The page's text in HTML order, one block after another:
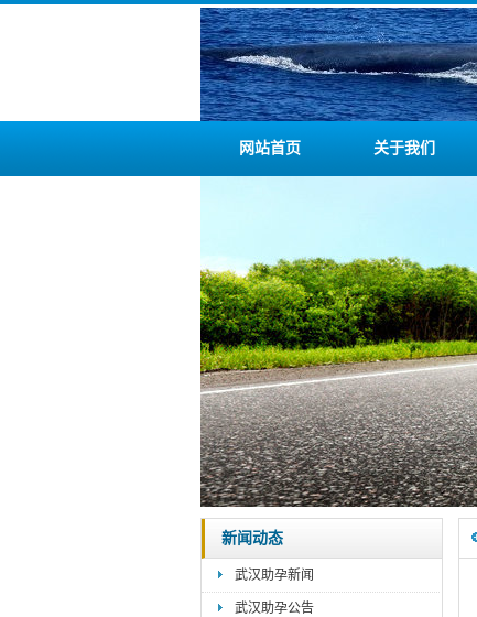
网站首页 关于我们
新闻动态
武汉助孕新闻
武汉助孕公告